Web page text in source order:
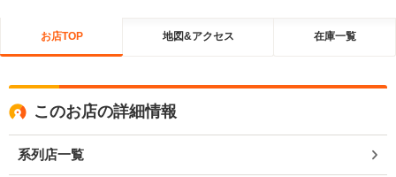
お店TOP 地図&アクセス 在庫一覧
このお店の詳細情報
系列店一覧